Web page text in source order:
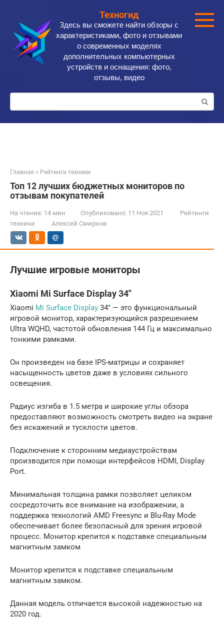
контенту
Техногид
Здесь вы сможете найти обзоры с
характеристиками, фото и отзывами
о современных моделях
дополнительных компьютерных
устройств и оснащения: фото,
отзывы, видео
Поиск:
Главная » Рейтинги техники
Топ 12 лучших бюджетных мониторов по
отзывам покупателей
На чтение: 14 мин Опубликовано: 11 Ноя 2021
Рейтинги
техники
Алексей Смирнов
Лучшие игровые мониторы
Xiaomi Mi Surface Display 34″
Xiaomi Mi Surface Display 34″ — это функциональный
игровой монитор, характеризующийся разрешением
Ultra WQHD, частотой обновления 144 Гц и максимально
тонкими рамками.
Он произведен на базе IPS-матрицы и сохраняет
насыщенность цветов даже в условиях сильного
освещения.
Радиус изгиба в 1.5 метра и широкие углы обзора
предоставляют возможность смотреть видео на экране
без искажений и тусклости цветов.
Подключение к сторонним медиаустройствам
производится при помощи интерфейсов HDMI, Display
Port.
Минимальная толщина рамки позволяет целиком
сосредоточить все внимание на изображении, а
поддержка технологий AMD Freesync и Blu-Ray Mode
обеспечивает более безопасный для зрения игровой
процесс. Монитор крепится к подставке специальным
магнитным замком
Монитор крепится к подставке специальным
магнитным замком.
Данная модель отличается высокой надежностью на
2020 год.